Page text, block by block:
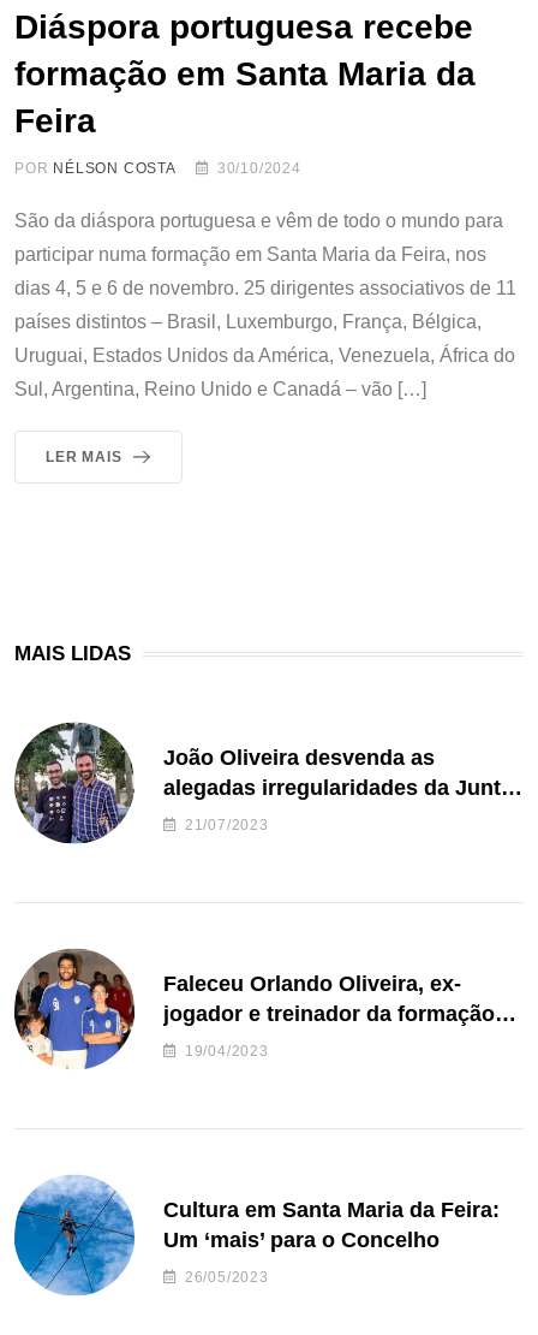
Diáspora portuguesa recebe
formação em Santa Maria da
Feira
POR NÉLSON COSTA 30/10/2024
São da diáspora portuguesa e vêm de todo o mundo para
participar numa formação em Santa Maria da Feira, nos
dias 4, 5 e 6 de novembro. 25 dirigentes associativos de 11
países distintos – Brasil, Luxemburgo, França, Bélgica,
Uruguai, Estados Unidos da América, Venezuela, África do
Sul, Argentina, Reino Unido e Canadá – vão […]
LER MAIS
MAIS LIDAS
João Oliveira desvenda as
alegadas irregularidades da Junta
de Freguesia S. João de Ver
21/07/2023
Faleceu Orlando Oliveira, ex-
jogador e treinador da formação
de andebol do Feirense
19/04/2023
Cultura em Santa Maria da Feira:
Um ‘mais’ para o Concelho
26/05/2023